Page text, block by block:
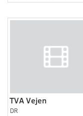
TVA Vejen
DR